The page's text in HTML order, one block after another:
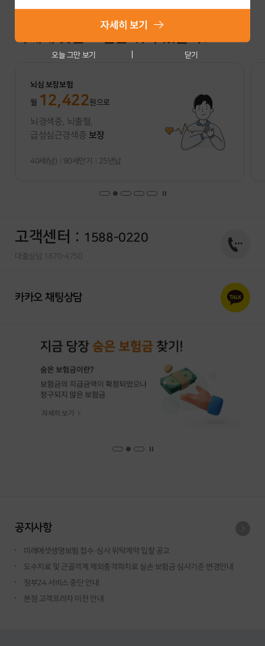
나에게 맞는 플랜은 어떤걸까?
나에게 맞는 보험은 뭐가 있을까?
뇌심 보장보험
월 12,422원으로
뇌경색증, 뇌출혈,
급성심근경색증 보장
40세(남) 90세만기 25년납
고객센터 : 1588-0220
대출상담 1670-4750
카카오 채팅상담
공지사항
미래에셋생명보험 접수·심사 위탁계약 입찰 공고
도수치료 및 근골격계 체외충격파치료 실손 보험금 심사기준 변경안내
정부24 서비스 중단 안내
본점 고객프라자 이전 안내
오늘 그만 보기 닫기